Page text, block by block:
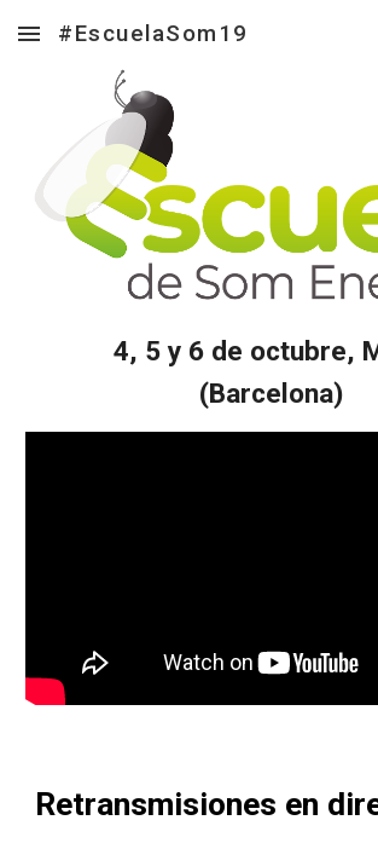
Skip to main content
#EscuelaSom19
(Barcelona)
Retransmisiones en